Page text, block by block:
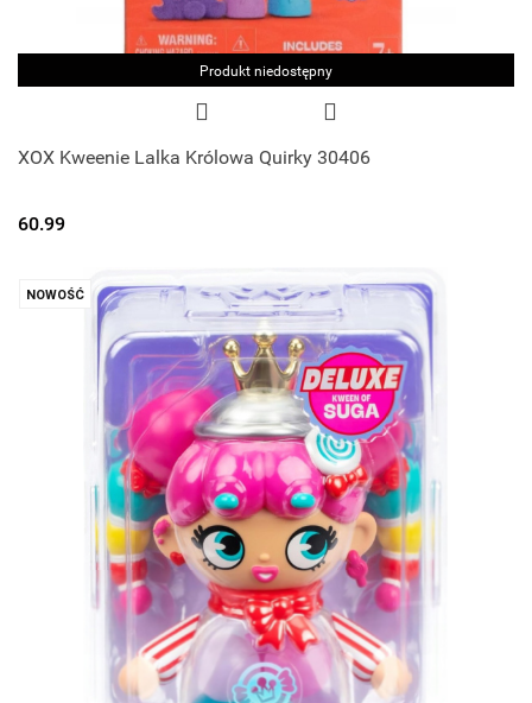
Produkt niedostępny
XOX Kweenie Lalka Królowa Quirky 30406
60.99
NOWOŚĆ